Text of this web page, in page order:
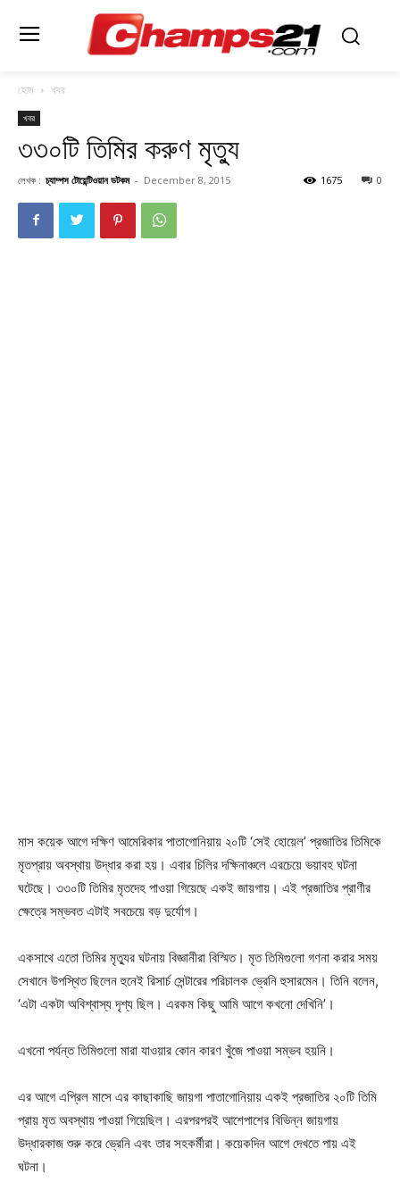
হোম খবর
খবর
৩৩০টি তিমির করুণ মৃত্যু
লেখক : চ্যাম্পস টোয়েন্টিওয়ান ডটকম - December 8, 2015 0
1675
মাস কয়েক আগে দক্ষিণ আমেরিকার পাতাগোনিয়ায় ২০টি ‘সেই হোয়েল’ প্রজাতির তিমিকে
মৃতপ্রায় অবস্থায় উদ্ধার করা হয়। এবার চিলির দক্ষিনাঞ্চলে এরচেয়ে ভয়াবহ ঘটনা
ঘটেছে। ৩৩০টি তিমির মৃতদেহ পাওয়া গিয়েছে একই জায়গায়। এই প্রজাতির প্রাণীর
ক্ষেত্রে সম্ভবত এটাই সবচেয়ে বড় দুর্যোগ।
একসাথে এতো তিমির মৃত্যুর ঘটনায় বিজ্ঞানীরা বিস্মিত। মৃত তিমিগুলো গণনা করার সময়
সেখানে উপস্থিত ছিলেন হুনেই রিসার্চ সেন্টারের পরিচালক ভ্রেনি হুসারমেন। তিনি বলেন,
‘এটা একটা অবিশ্বাস্য দৃশ্য ছিল। এরকম কিছু আমি আগে কখনো দেখিনি’।
এখনো পর্যন্ত তিমিগুলো মারা যাওয়ার কোন কারণ খুঁজে পাওয়া সম্ভব হয়নি।
এর আগে এপ্রিল মাসে এর কাছাকাছি জায়গা পাতাগোনিয়ায় একই প্রজাতির ২০টি তিমি
প্রায় মৃত অবস্থায় পাওয়া গিয়েছিল। এরপরপরই আশেপাশের বিভিন্ন জায়গায়
উদ্ধারকাজ শুরু করে ভ্রেনি এবং তার সহকর্মীরা। কয়েকদিন আগে দেখতে পায় এই
ঘটনা।